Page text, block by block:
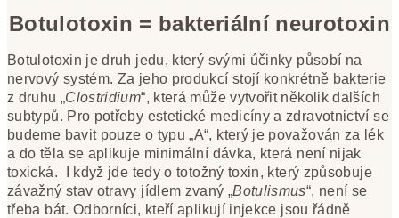
Botulotoxin = bakteriální neurotoxin
Botulotoxin je druh jedu, který svými účinky působí na
nervový systém. Za jeho produkcí stojí konkrétně bakterie
z druhu „Clostridium“, která může vytvořit několik dalších
subtypů. Pro potřeby estetické medicíny a zdravotnictví se
budeme bavit pouze o typu „A“, který je považován za lék
a do těla se aplikuje minimální dávka, která není nijak
toxická. I když jde tedy o totožný toxin, který způsobuje
závažný stav otravy jídlem zvaný „Botulismus“, není se
třeba bát. Odborníci, kteří aplikují injekce jsou řádně